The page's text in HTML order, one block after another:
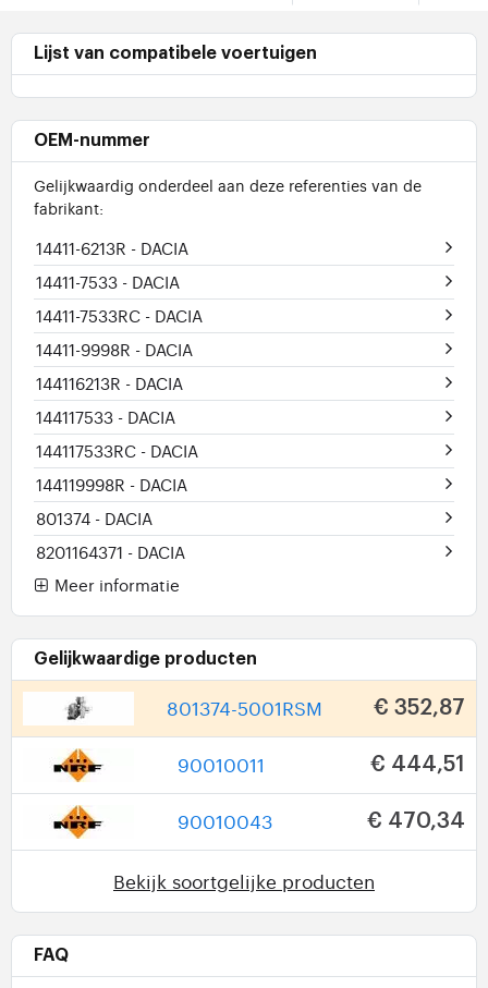
Lijst van compatibele voertuigen
OEM-nummer
Gelijkwaardig onderdeel aan deze referenties van de
fabrikant:
14411-6213R - DACIA
14411-7533 - DACIA
14411-7533RC - DACIA
14411-9998R - DACIA
144116213R - DACIA
144117533 - DACIA
144117533RC - DACIA
144119998R - DACIA
801374 - DACIA
8201164371 - DACIA
Meer informatie
Gelijkwaardige producten
801374-5001RSM € 352,87
90010011 € 444,51
90010043 € 470,34
Bekijk soortgelijke producten
FAQ